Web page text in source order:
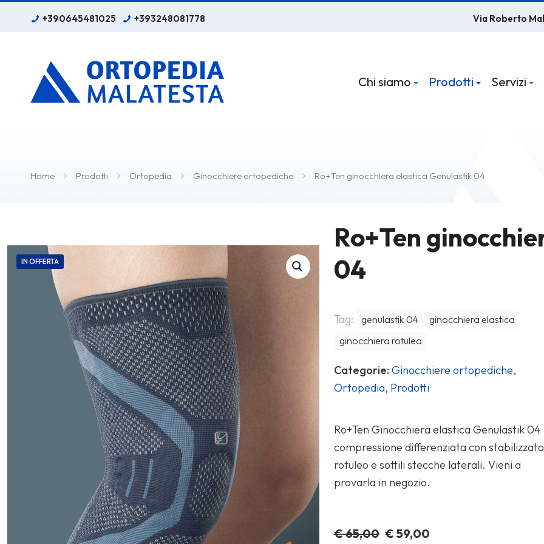
Via Roberto
+390645481025 +393248081778
Chi siamo Prodotti Servizi
Home Prodotti Ortopedia Ginocchiere ortopediche Ro+Ten ginocchiera elastica Genulastik 04
IN OFFERTA
Ro+Ten
04
Tag: genulastik 04
ginocchiera elastica
ginocchiera rotulea
Categorie: Ginocchiere ortopediche,
Ortopedia, Prodotti
Ro+Ten Ginocchiera elastica Genulastik 04
compressione differenziata con
rotuleo e sottili stecche laterali. Vieni a
provarla in negozio.
€65,00 Il
€ 59,00Il